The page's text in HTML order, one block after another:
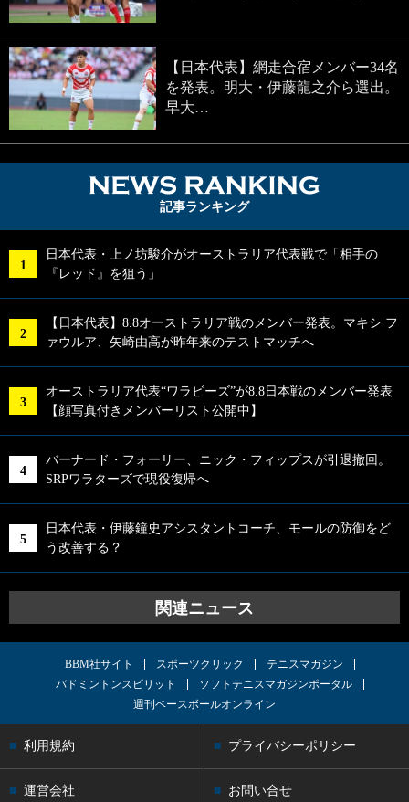
【日本代表】網走合宿メンバー34名
を発表。明大・伊藤龍之介ら選出。
早大…
記事ランキング
日本代表・上ノ坊駿介がオーストラリア代表戦で「相手の
『レッド』を狙う」
【日本代表】8.8オーストラリア戦のメンバー発表。マキシ フ
ァウルア、矢崎由高が昨年来のテストマッチへ
オーストラリア代表“ワラビーズ”が8.8日本戦のメンバー発表
【顔写真付きメンバーリスト公開中】
バーナード・フォーリー、ニック・フィップスが引退撤回。
SRPワラターズで現役復帰へ
日本代表・伊藤鐘史アシスタントコーチ、モールの防御をど
う改善する？
関連ニュース
BBM社サイト スポーツクリック
テニスマガジン
バドミントンスピリット
ソフトテニスマガジンポータル
週刊ベースボールオンライン
利用規約 プライバシーポリシー
運営会社 お問い合せ